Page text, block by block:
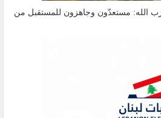
الله: مستعدّون وجاهزون للمستقبل من